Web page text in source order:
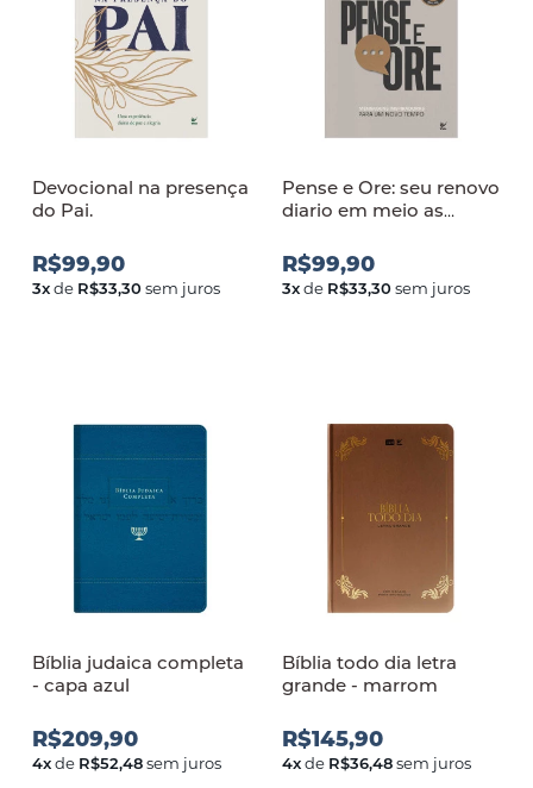
Devocional na presença
do Pai.
R$99,90
3xde R$33,30sem juros
Pense e Ore: seu renovo
diario em meio as
R$99,90
3xde R$33,30sem juros
Bíblia judaica completa
- capa azul
R$209,90
4xde R$52,48sem juros
Bíblia todo dia letra
grande - marrom
R$145,90
4xde R$36,48sem juros